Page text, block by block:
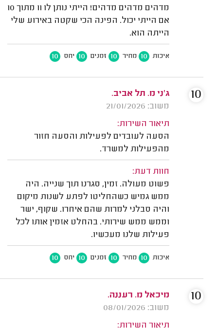
מדהים מדהים מדהים! הייתי נותן לו 11 מתוך 10
אם הייתי יכול. הפינה הכי שקטה באירוע שלי
הייתה הוא.
איכות 10 מחיר 10 זמנים 10 יחס 10
ג'ני מ. תל אביב.
משוב: 21/01/2026
תיאור השירות:
הסעה לעובדים לפעילות והסעה חזור
מהפעילות למשרד.
חוות דעת:
פשוט מעולה. זמין, סגרנו תוך שנייה. היה
ממש גמיש כשהחליטו לפתע לשנות מיקום
והיה סבלני למרות שהם איחרו. שקוף, ישר
וממש ממש שירותי. בהחלט אזמין אותו לכל
פעילות שלנו מעכשיו.
איכות 10 מחיר 10 זמנים 10 יחס 10
10
מיכאל מ. רעננה.
משוב: 08/01/2026
תיאור השירות:
10